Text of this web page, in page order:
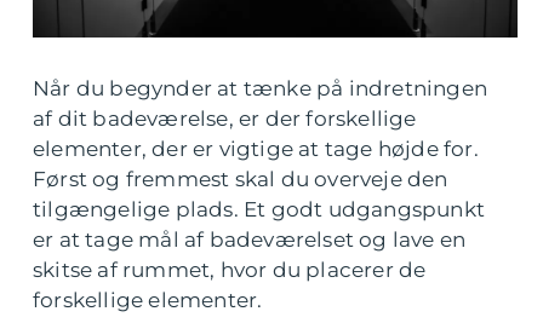
Når du begynder at tænke på indretningen
af dit badeværelse, er der forskellige
elementer, der er vigtige at tage højde for.
Først og fremmest skal du overveje den
tilgængelige plads. Et godt udgangspunkt
er at tage mål af badeværelset og lave en
skitse af rummet, hvor du placerer de
forskellige elementer.